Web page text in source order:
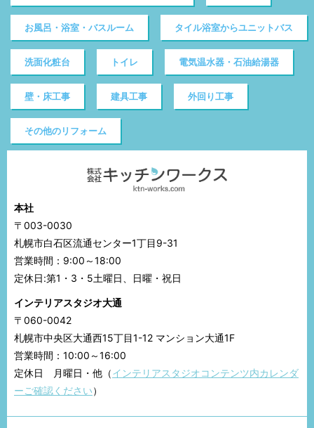
お風呂・浴室・バスルーム タイル浴室からユニットバス
洗面化粧台 トイレ 電気温水器・石油給湯器
壁・床工事 建具工事 外回り工事
その他のリフォーム
本社
〒003-0030
札幌市白石区流通センター1丁目9-31
営業時間：9:00～18:00
定休日:第1・3・5土曜日、日曜・祝日
インテリアスタジオ大通
〒060-0042
札幌市中央区大通西15丁目1-12 マンション大通1F
営業時間：10:00～16:00
定休日 月曜日・他（インテリアスタジオコンテンツ内カレンダ
ーご確認ください）